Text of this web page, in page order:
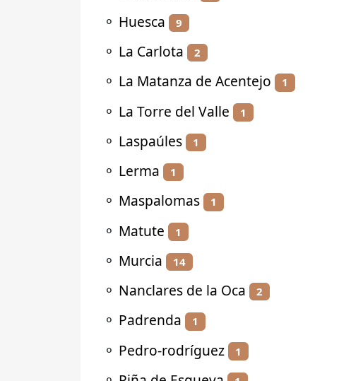
⚬ Huesca 9
⚬ La Carlota 2
⚬ La Matanza de Acentejo 1
⚬ La Torre del Valle 1
⚬ Laspaúles 1
⚬ Lerma 1
⚬ Maspalomas 1
⚬ Matute 1
⚬ Murcia 14
⚬ Nanclares de la Oca 2
⚬ Padrenda 1
⚬ Pedro-rodríguez 1